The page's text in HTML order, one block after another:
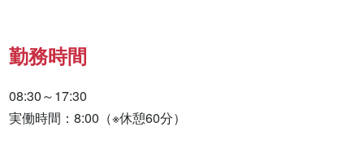
勤務時間
08:30～17:30
実働時間：8:00（※休憩60分）